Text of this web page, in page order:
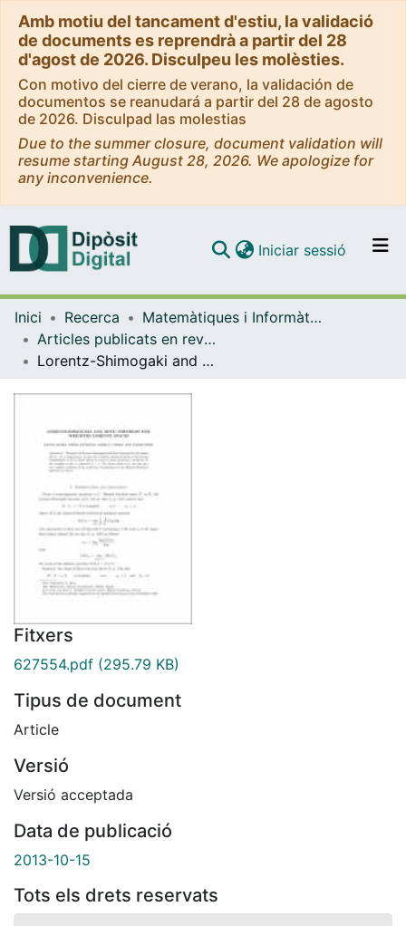
Amb motiu del tancament d'estiu, la validació
de documents es reprendrà a partir del 28
d'agost de 2026. Disculpeu les molèsties.
Con motivo del cierre de verano, la validación de
documentos se reanudará a partir del 28 de agosto
de 2026. Disculpad las molestias
Due to the summer closure, document validation will
resume starting August 28, 2026. We apologize for
any inconvenience.
Navega per tot el DD
Com publicar
Contacte
Iniciar sessió (current)
Inici Recerca
Matemàtiques i Informàtica
Articles publicats en revistes (Matemàtiques i Informàtica)
Lorentz-Shimogaki and Boyd theorems for weighted Lorentz spaces
Fitxers
627554.pdf (295.79 KB)
Tipus de document
Article
Versió
Versió acceptada
Data de publicació
2013-10-15
Tots els drets reservats